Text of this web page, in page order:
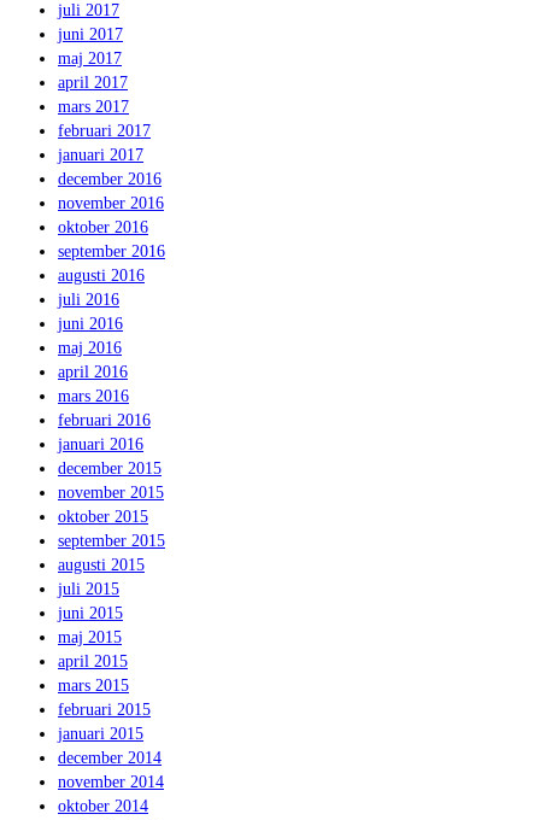
juli 2017
juni 2017
maj 2017
april 2017
mars 2017
februari 2017
januari 2017
december 2016
november 2016
oktober 2016
september 2016
augusti 2016
juli 2016
juni 2016
maj 2016
april 2016
mars 2016
februari 2016
januari 2016
december 2015
november 2015
oktober 2015
september 2015
augusti 2015
juli 2015
juni 2015
maj 2015
april 2015
mars 2015
februari 2015
januari 2015
december 2014
november 2014
oktober 2014